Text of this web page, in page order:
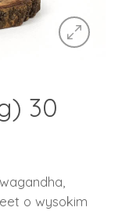
30
o wysokim